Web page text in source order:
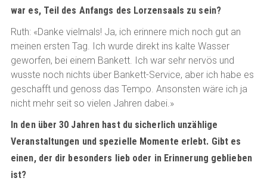
war es, Teil des Anfangs des Lorzensaals zu sein?
Ruth: «Danke vielmals! Ja, ich erinnere mich noch gut an
meinen ersten Tag. Ich wurde direkt ins kalte Wasser
geworfen, bei einem Bankett. Ich war sehr nervös und
wusste noch nichts über Bankett-Service, aber ich habe es
geschafft und genoss das Tempo. Ansonsten wäre ich ja
nicht mehr seit so vielen Jahren dabei.»
In den über 30 Jahren hast du sicherlich unzählige
Veranstaltungen und spezielle Momente erlebt. Gibt es
einen, der dir besonders lieb oder in Erinnerung geblieben
ist?